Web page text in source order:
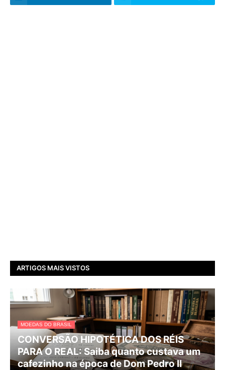
ARTIGOS MAIS VISTOS
MOEDAS DO BRASIL
CONVERSÃO HIPOTÉTICA DOS RÉIS
PARA O REAL: Saiba quanto custava um
cafezinho na época de Dom Pedro II